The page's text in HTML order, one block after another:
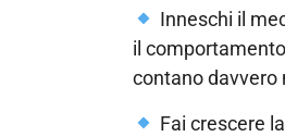
Inneschi il
il
contano davvero
Fai crescere